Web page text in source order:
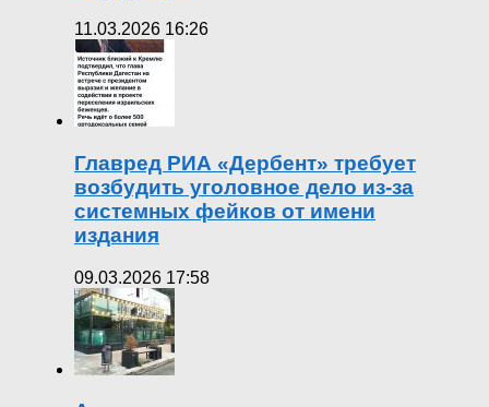
11.03.2026 16:26
Главред РИА «Дербент» требует
возбудить уголовное дело из-за
системных фейков от имени
издания
09.03.2026 17:58